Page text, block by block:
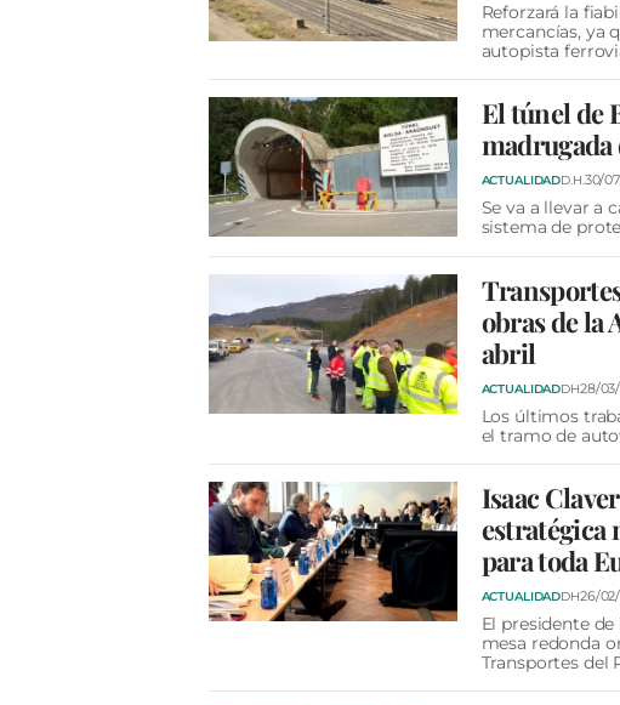
Reforzará la
mercancías, ya
autopista
El túnel de
madrugada
ACTUALIDADD.H. 30/
Se va a llevar a
sistema de
obras de la
abril
ACTUALIDADDH28/
Los últimos
el tramo de
Isaac
estratégica
para toda
ACTUALIDADDH26/
El presidente
mesa redonda
Transportes del